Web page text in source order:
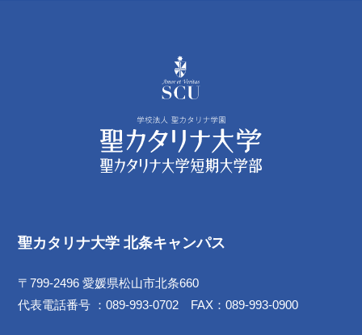
聖カタリナ大学 北条キャンパス
〒799-2496 愛媛県松山市北条660
代表電話番号 ：089-993-0702 FAX：089-993-0900